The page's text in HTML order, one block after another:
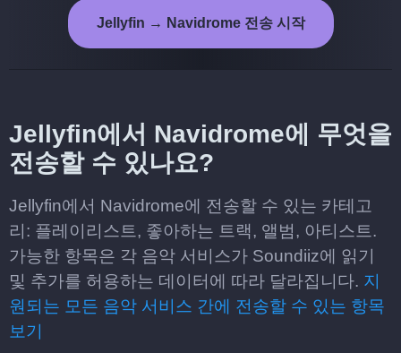
Jellyfin → Navidrome 전송 시작
Jellyfin에서 Navidrome에 무엇을
전송할 수 있나요?
Jellyfin에서 Navidrome에 전송할 수 있는 카테고
리: 플레이리스트, 좋아하는 트랙, 앨범, 아티스트.
가능한 항목은 각 음악 서비스가 Soundiiz에 읽기
및 추가를 허용하는 데이터에 따라 달라집니다. 지
원되는 모든 음악 서비스 간에 전송할 수 있는 항목
보기